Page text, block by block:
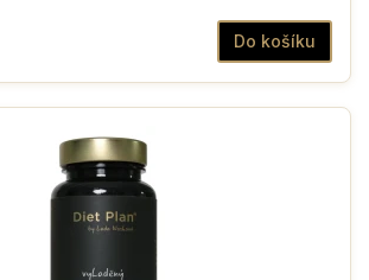
Do košíku